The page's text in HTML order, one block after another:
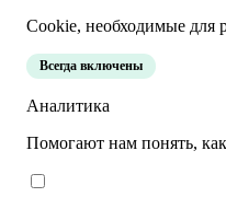
Cookie, необходимые для
Всегда включены
Аналитика
Помогают нам понять, как